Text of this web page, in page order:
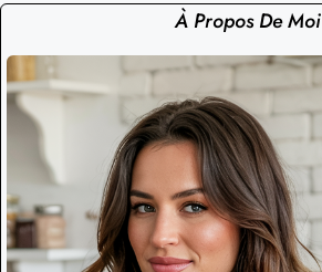
À Propos De Moi